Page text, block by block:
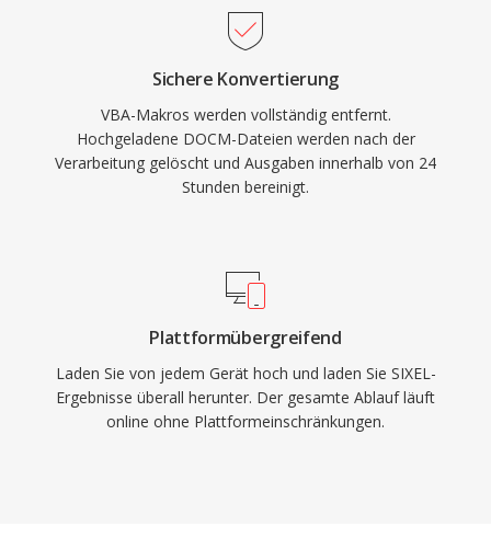
Sichere Konvertierung
VBA-Makros werden vollständig entfernt.
Hochgeladene DOCM-Dateien werden nach der
Verarbeitung gelöscht und Ausgaben innerhalb von 24
Stunden bereinigt.
Plattformübergreifend
Laden Sie von jedem Gerät hoch und laden Sie SIXEL-
Ergebnisse überall herunter. Der gesamte Ablauf läuft
online ohne Plattformeinschränkungen.